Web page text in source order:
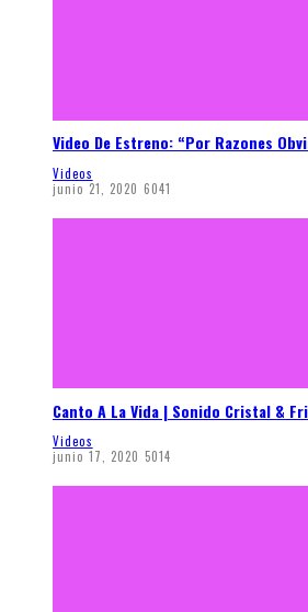
Video De Estreno: “Por Razones
Videos
junio 21, 2020 6041
Canto A La Vida | Sonido Cristal &
Videos
junio 17, 2020 5014